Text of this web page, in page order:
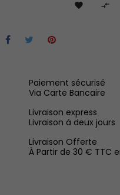
 
Paiement sécurisé
Via Carte Bancaire
Livraison express
Livraison à deux jours
Livraison Offerte
À Partir de 30 € TTC